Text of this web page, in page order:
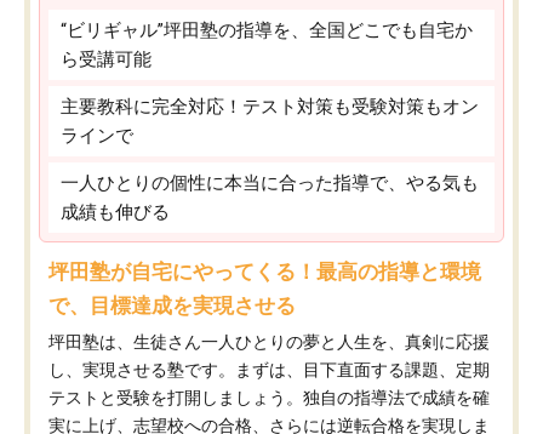
“ビリギャル”坪田塾の指導を、全国どこでも自宅か
ら受講可能
主要教科に完全対応！テスト対策も受験対策もオン
ラインで
一人ひとりの個性に本当に合った指導で、やる気も
成績も伸びる
坪田塾が自宅にやってくる！最高の指導と環境
で、目標達成を実現させる
坪田塾は、生徒さん一人ひとりの夢と人生を、真剣に応援
し、実現させる塾です。まずは、目下直面する課題、定期
テストと受験を打開しましょう。独自の指導法で成績を確
実に上げ、志望校への合格、さらには逆転合格を実現しま